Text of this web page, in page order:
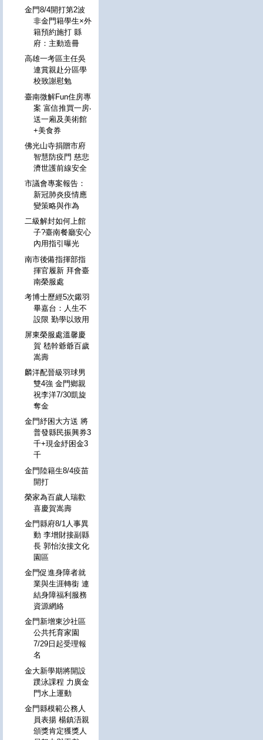
金門8/4開打第2波
非金門籍學生×外
籍預約施打 縣
府：主動造冊
高雄一考區主任吳
連賞親赴分區學
校致謝慰勉
臺南微解Fun住房專
案 富信推買一房‧
送一廂及美術館
+美食券
佛光山寺捐贈市府
智慧防疫門 慈悲
濟世護前線安全
市議會專案報告：
新冠肺炎疫情應
變策略與作為
二級解封如何上館
子?臺南餐廳安心
內用指引曝光
南市後備指揮部指
揮官履新 拜會臺
南榮服處
考博士歷經5次鎩羽
畢嘉台：人生不
設限 勤學以致用
屏東榮服處溫馨慶
賀 嵇幹爺爺百歲
嵩壽
麟洋配晉級羽球男
雙4強 金門鄉親
祝李洋7/30凱旋
奪金
金門紓困大方送 將
普發縣民振興券3
千+現金紓困金3
千
金門陸籍生8/4疫苗
開打
榮家為百歲人瑞歡
喜慶賀嵩壽
金門縣府8/1人事異
動 李增財接副縣
長 郭怡汝接文化
園區
金門促進身障者就
業與生涯轉銜 連
結身障福利服務
資源網絡
金門新增東沙社區
公共托育家園
7/29日起受理報
名
金大新學期將開設
蹼泳課程 力廣金
門水上運動
金門縣模範公務人
員表揚 楊鎮浯親
頒獎肯定獲獎人